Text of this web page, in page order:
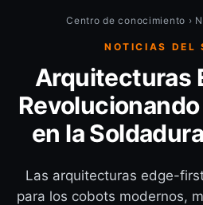
Centro de conocimiento ›
NOTICIAS DEL
Arquitecturas
en la
Las arquitecturas edge-
para los cobots modernos,